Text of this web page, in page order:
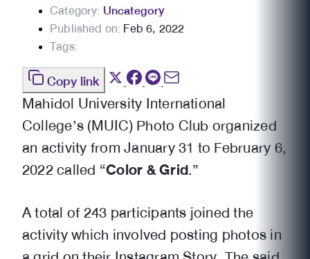
Category: Uncategory
Published on:Feb 6, 2022
Tags:
Copy link
Mahidol University International
College’s (MUIC) Photo Club organized
an activity from January 31 to February 6,
2022 called “Color & Grid.”
A total of 243 participants joined the
activity which involved posting photos in